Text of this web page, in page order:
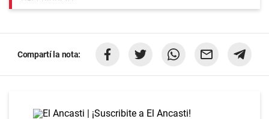
Compartí la nota: